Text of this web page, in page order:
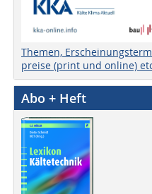
Themen,
preise (print und online)
Abo + Heft